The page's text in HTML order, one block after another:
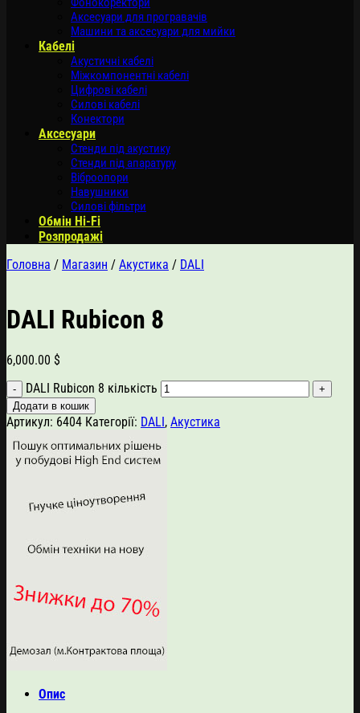
Аксесуари для програвачів
Машини та аксесуари для мийки
Кабелі
Акустичні кабелі
Міжкомпонентні кабелі
Цифрові кабелі
Силові кабелі
Конектори
Аксесуари
Стенди під акустику
Стенди під апаратуру
Віброопори
Навушники
Силові фільтри
Обмін Hi-Fi
Розпродажі
Головна / Магазин / Акустика / DALI
DALI Rubicon 8
6,000.00 $
DALI Rubicon 8 кількість
Додати в кошик
Артикул: 6404 Категорії: DALI, Акустика
Опис